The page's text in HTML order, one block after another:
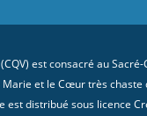
est consacré au
et le Cœur très chaste
est distribué sous licence